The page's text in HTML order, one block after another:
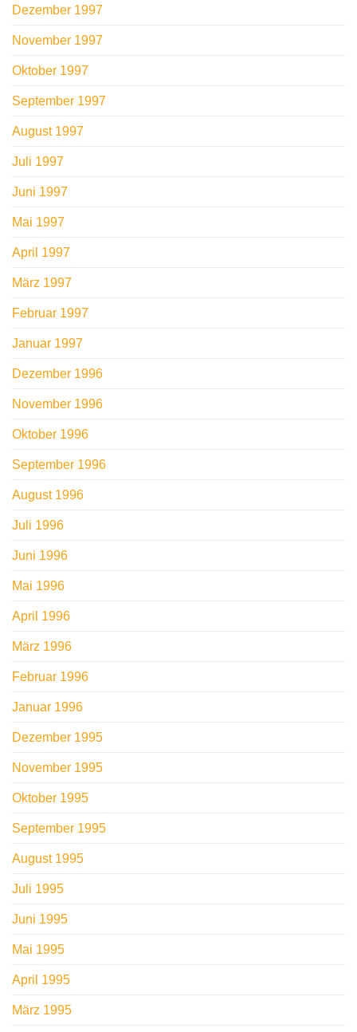
Dezember 1997
November 1997
Oktober 1997
September 1997
August 1997
Juli 1997
Juni 1997
Mai 1997
April 1997
März 1997
Februar 1997
Januar 1997
Dezember 1996
November 1996
Oktober 1996
September 1996
August 1996
Juli 1996
Juni 1996
Mai 1996
April 1996
März 1996
Februar 1996
Januar 1996
Dezember 1995
November 1995
Oktober 1995
September 1995
August 1995
Juli 1995
Juni 1995
Mai 1995
April 1995
März 1995